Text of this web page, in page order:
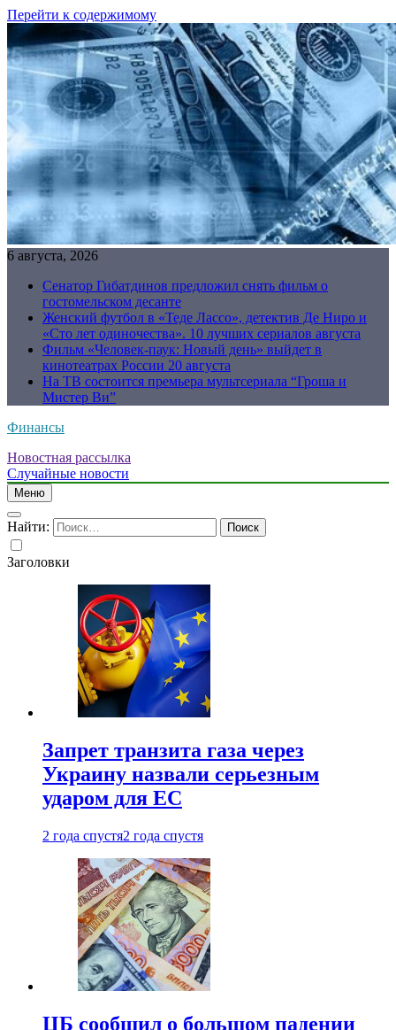
Перейти к содержимому
6 августа, 2026
Сенатор Гибатдинов предложил снять фильм о
гостомельском десанте
Женский футбол в «Теде Лассо», детектив Де Ниро и
«Сто лет одиночества». 10 лучших сериалов августа
Фильм «Человек-паук: Новый день» выйдет в
кинотеатрах России 20 августа
На ТВ состоится премьера мультсериала “Гроша и
Мистер Ви”
Финансы
Новостная рассылка
Случайные новости
Меню
Найти:
Заголовки
Запрет транзита газа через
Украину назвали серьезным
ударом для ЕС
2 года спустя2 года спустя
ЦБ сообщил о большом падении